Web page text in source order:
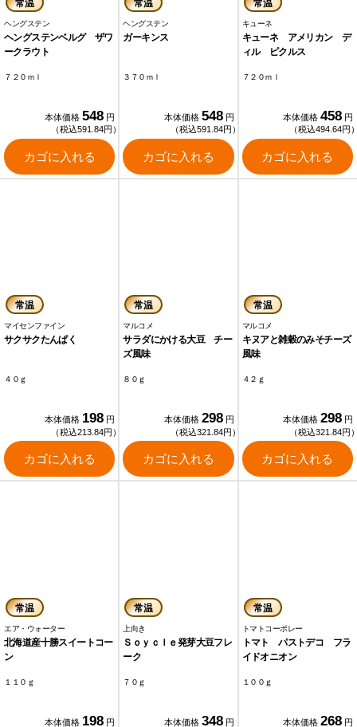
常温
ヘングステン
ヘングステンベルグ ザワ
ークラウト
７２０ｍｌ
本体価格 548 円
（税込591.84円）
カゴに入れる
常温
ヘングステン
ガーキンス
３７０ｍｌ
本体価格 548 円
（税込591.84円）
カゴに入れる
常温
キューネ
キューネ アメリカン デ
ィル ピクルス
７２０ｍｌ
本体価格 458 円
（税込494.64円
カゴに入れる
常温
マイセンファイン
サクサクたんぱく
４０ｇ
本体価格 198 円
（税込213.84円）
カゴに入れる
常温
マルコメ
サラダにかける大豆 チー
ズ風味
８０ｇ
本体価格 298 円
（税込321.84円）
カゴに入れる
常温
マルコメ
キヌアと雑穀のみそチーズ
風味
４２ｇ
本体価格 298 円
（税込321.84円
カゴに入れる
常温
エア・ウォーター
北海道産十勝スイートコー
ン
１１０ｇ
本体価格 198 円
常温
上向き
Ｓｏｙｃｌｅ発芽大豆フレ
ーク
７０ｇ
本体価格 348 円
常温
トマトコーポレー
トマト パストデコ フラ
イドオニオン
１００ｇ
本体価格 268 円